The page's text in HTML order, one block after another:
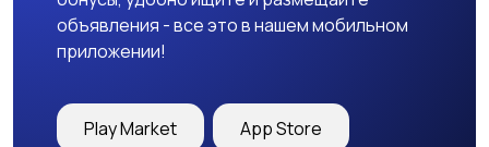
объявления - все это в нашем мобильном
приложении!
Play Market App Store